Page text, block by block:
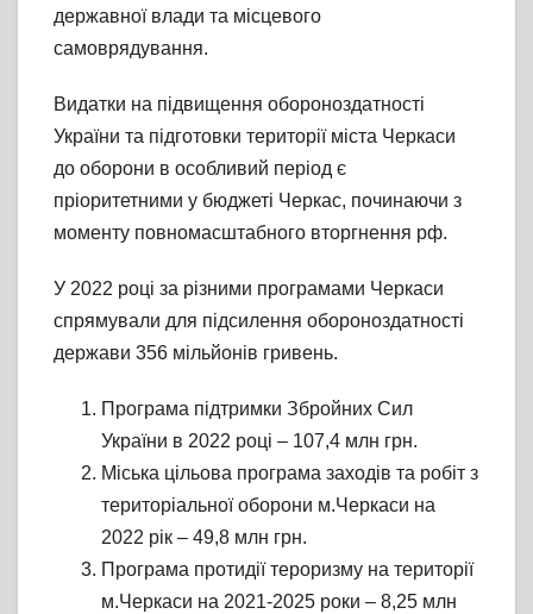
державної влади та місцевого
самоврядування.
Видатки на підвищення обороноздатності
України та підготовки території міста Черкаси
до оборони в особливий період є
пріоритетними у бюджеті Черкас, починаючи з
моменту повномасштабного вторгнення рф.
У 2022 році за різними програмами Черкаси
спрямували для підсилення обороноздатності
держави 356 мільйонів гривень.
Програма підтримки Збройних Сил
України в 2022 році – 107,4 млн грн.
Міська цільова програма заходів та робіт з
територіальної оборони м.Черкаси на
2022 рік – 49,8 млн грн.
Програма протидії тероризму на території
м.Черкаси на 2021-2025 роки – 8,25 млн